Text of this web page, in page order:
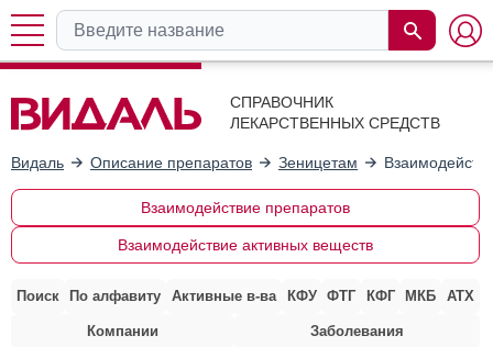
СПРАВОЧНИК
ЛЕКАРСТВЕННЫХ СРЕДСТВ
Видаль Описание препаратов Зеницетам
Взаимодействие препаратов
Взаимодействие активных веществ
Поиск По алфавиту Активные в-ва КФУ ФТГ КФГ МКБ АТХ
Компании Заболевания